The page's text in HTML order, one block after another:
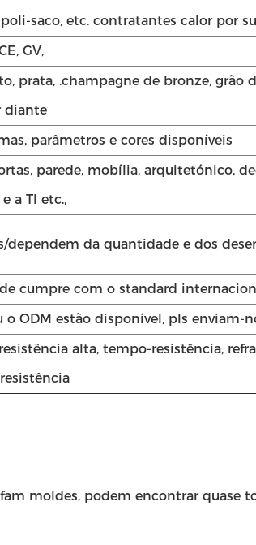
saco, etc. contratantes calor por
GV,
prata, .champagne de bronze, grão
diante
parâmetros e cores disponíveis
parede, mobília, arquitetónico,
a TI etc.,
dependem da quantidade e dos
cumpre com o standard
o ODM estão disponível, pls enviam-
alta, tempo-resistência,
moldes, podem encontrar quase